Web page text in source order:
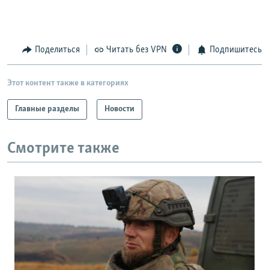
Поделиться Читать без VPN Подпишитесь
Этот контент также в категориях
Главные разделы Новости
Смотрите также